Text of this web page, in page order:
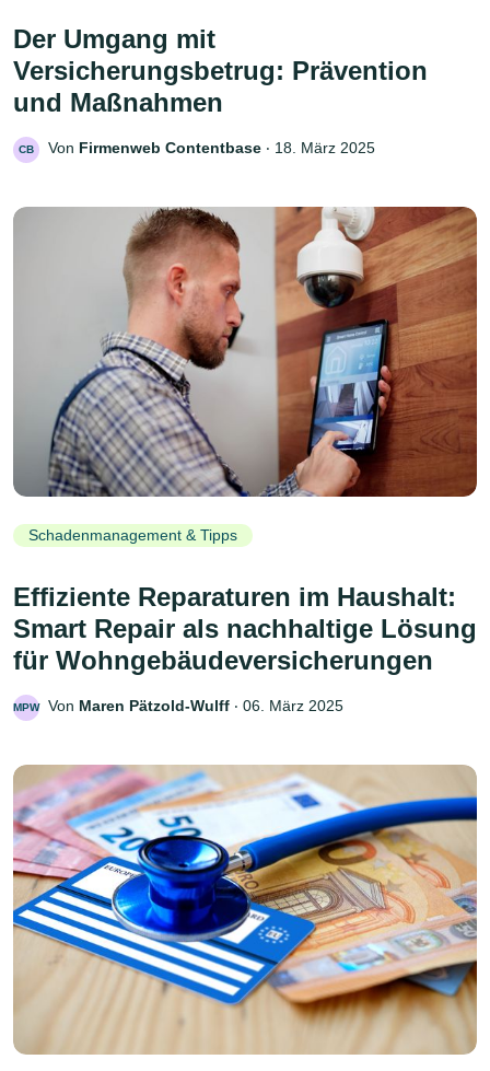
Der Umgang mit
Versicherungsbetrug: Prävention
und Maßnahmen
CB Von Firmenweb Contentbase ‧ 18. März 2025
Schadenmanagement & Tipps
Effiziente Reparaturen im Haushalt:
Smart Repair als nachhaltige Lösung
für Wohngebäudeversicherungen
MPW Von Maren Pätzold-Wulff ‧ 06. März 2025